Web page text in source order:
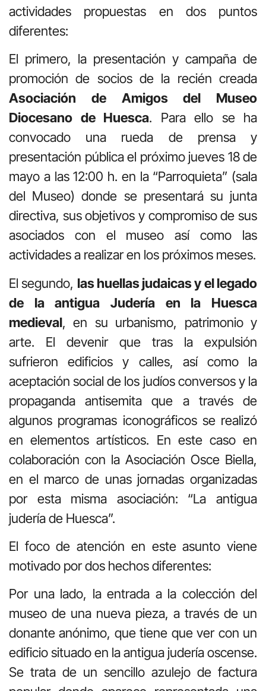
actividades propuestas en dos puntos
diferentes:
El primero, la presentación y campaña de
promoción de socios de la recién creada
Asociación de Amigos del Museo
Diocesano de Huesca. Para ello se ha
convocado una rueda de prensa y
presentación pública el próximo jueves 18 de
mayo a las 12:00 h. en la “Parroquieta” (sala
del Museo) donde se presentará su junta
directiva, sus objetivos y compromiso de sus
asociados con el museo así como las
actividades a realizar en los próximos meses.
El segundo, las huellas judaicas y el legado
de la antigua Judería en la Huesca
medieval, en su urbanismo, patrimonio y
arte. El devenir que tras la expulsión
sufrieron edificios y calles, así como la
aceptación social de los judíos conversos y la
propaganda antisemita que a través de
algunos programas iconográficos se realizó
en elementos artísticos. En este caso en
colaboración con la Asociación Osce Biella,
en el marco de unas jornadas organizadas
por esta misma asociación: “La antigua
judería de Huesca”.
El foco de atención en este asunto viene
motivado por dos hechos diferentes:
Por una lado, la entrada a la colección del
museo de una nueva pieza, a través de un
donante anónimo, que tiene que ver con un
edificio situado en la antigua judería oscense.
Se trata de un sencillo azulejo de factura